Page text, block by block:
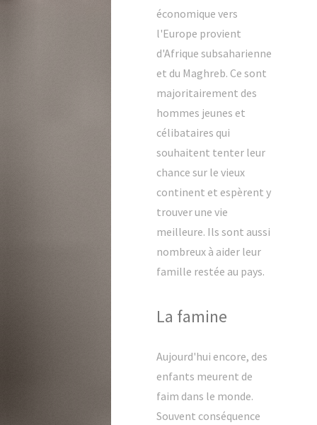
économique vers
l'Europe provient
d'Afrique subsaharienne
et du Maghreb. Ce sont
majoritairement des
hommes jeunes et
célibataires qui
souhaitent tenter leur
chance sur le vieux
continent et espèrent y
trouver une vie
meilleure. Ils sont aussi
nombreux à aider leur
famille restée au pays.
La famine
Aujourd'hui encore, des
enfants meurent de
faim dans le monde.
Souvent conséquence